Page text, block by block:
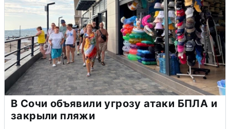
В Сочи объявили угрозу атаки БПЛА и
закрыли пляжи